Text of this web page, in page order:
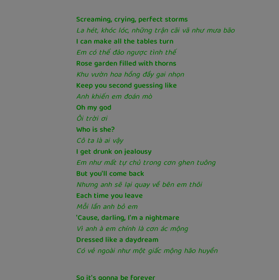
Screaming, crying, perfect storms
La hét, khóc lóc, những trận cãi vã như mưa bão
I can make all the tables turn
Em có thể đảo ngược tình thế
Rose garden filled with thorns
Khu vườn hoa hồng đầy gai nhọn
Keep you second guessing like
Anh khiến em đoán mò
Oh my god
Ôi trời ơi
Who is she?
Cô ta là ai vậy
I get drunk on jealousy
Em như mất tự chủ trong cơn ghen tuông
But you'll come back
Nhưng anh sẽ lại quay về bên em thôi
Each time you leave
Mỗi lần anh bỏ em
'Cause, darling, I'm a nightmare
Vì anh à em chính là cơn ác mộng
Dressed like a daydream
Có vẻ ngoài như một giấc mộng hão huyền